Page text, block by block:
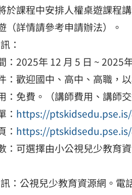
於課程中安排人權桌遊課程講
（詳情請參考申請辦法）。
：
：2025年 12 月 5 日 ~ 2025
：歡迎國中、高中、高職，
：免費。（講師費用、講師
： https://
： https://
：可選擇由小公視兒少教育
：公視兒少教育資源網。